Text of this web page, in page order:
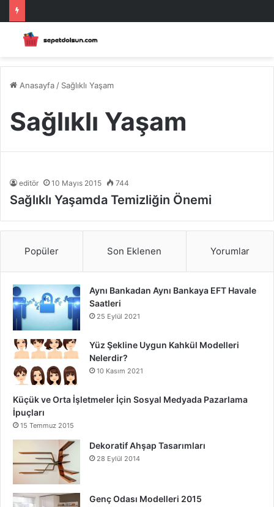
Anasayfa / Sağlıklı Yaşam
Sağlıklı Yaşam
editör 10 Mayıs 2015 744
Sağlıklı Yaşamda Temizliğin Önemi
Popüler Son Eklenen Yorumlar
Aynı Bankadan Aynı Bankaya EFT Havale
Saatleri
25 Eylül 2021
Yüz Şekline Uygun Kahkül Modelleri
Nelerdir?
10 Kasım 2021
Küçük ve Orta İşletmeler İçin Sosyal Medyada Pazarlama
İpuçları
15 Temmuz 2015
Dekoratif Ahşap Tasarımları
28 Eylül 2014
Genç Odası Modelleri 2015